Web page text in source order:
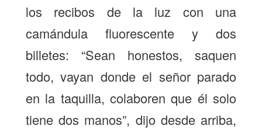
los recibos de la luz con una
camándula fluorescente y dos
billetes: “Sean honestos, saquen
todo, vayan donde el señor parado
en la taquilla, colaboren que él solo
tiene dos manos”, dijo desde arriba,